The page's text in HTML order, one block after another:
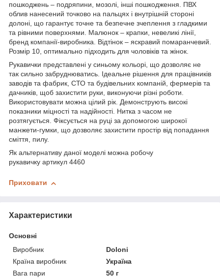
пошкоджень – подряпини, мозолі, інші пошкодження. ПВХ
облив нанесений точково на пальцях і внутрішній стороні
долоні, що гарантує точне та безпечне зчеплення з гладкими
та рівними поверхнями. Малюнок – крапки, невеликі лінії,
бренд компанії-виробника. Відтінок – яскравий помаранчевий.
Розмір 10, оптимально підходить для чоловіків та жінок.
Рукавички представлені у синьому кольорі, що дозволяє не
так сильно забруднюватись. Ідеальне рішення для працівників
заводів та фабрик, СТО та будівельних компаній, фермерів та
дачників, щоб захистити руки, виконуючи різні роботи.
Використовувати можна цілий рік. Демонструють високі
показники міцності та надійності. Нитка з часом не
розтягується. Фіксується на руці за допомогою широкої
манжети-гумки, що дозволяє захистити простір від попадання
сміття, пилу.
Як альтернативу даної моделі можна робочу
рукавичку артикул 4460
Приховати
Характеристики
Основні
Виробник
Doloni
Країна виробник
Україна
Вага пари
50 г